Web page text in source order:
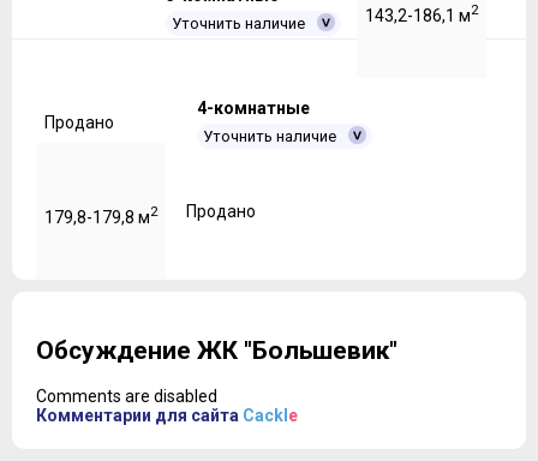
Уточнить наличие 143,2-186,1 м2
Продано
4-комнатные
Уточнить наличие
179,8-179,8 м2 Продано
Обсуждение ЖК "Большевик"
Comments are disabled
Комментарии для сайта Cackl e